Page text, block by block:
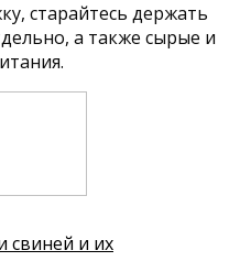
старайтесь держать
а также сырые и
свиней и их